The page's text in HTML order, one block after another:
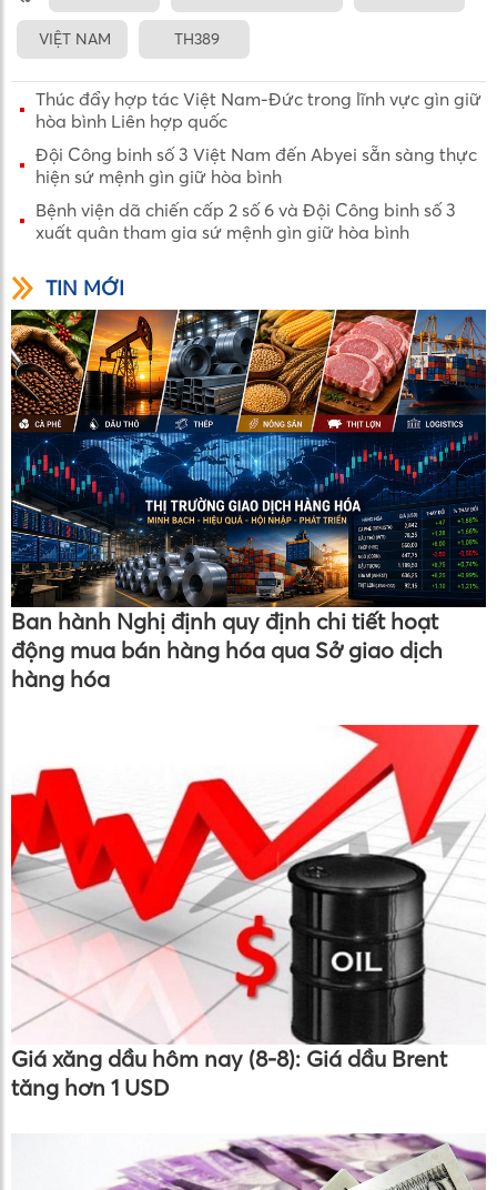
VIỆT NAM TH389
Thúc đẩy hợp tác Việt Nam-Đức trong lĩnh vực gìn giữ
hòa bình Liên hợp quốc
Đội Công binh số 3 Việt Nam đến Abyei sẵn sàng thực
hiện sứ mệnh gìn giữ hòa bình
Bệnh viện dã chiến cấp 2 số 6 và Đội Công binh số 3
xuất quân tham gia sứ mệnh gìn giữ hòa bình
TIN MỚI
Ban hành Nghị định quy định chi tiết hoạt
động mua bán hàng hóa qua Sở giao dịch
hàng hóa
Giá xăng dầu hôm nay (8-8): Giá dầu Brent
tăng hơn 1 USD